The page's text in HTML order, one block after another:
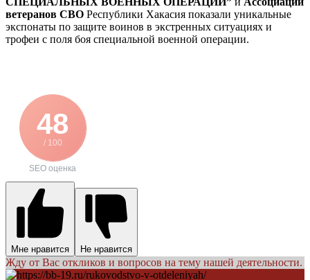
ветеранов СВО Республики Хакасия показали уникальные
экспонаты по защите воинов в экстренных ситуациях и
трофеи с поля боя специальной военной операции.
48
/ 100
SEO оценка
Мне нравится Не нравится
Жду от Вас откликов и вопросов на тему нашей деятельности.